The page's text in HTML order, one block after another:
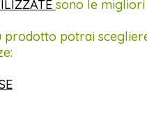
sono le migliori
prodotto potrai